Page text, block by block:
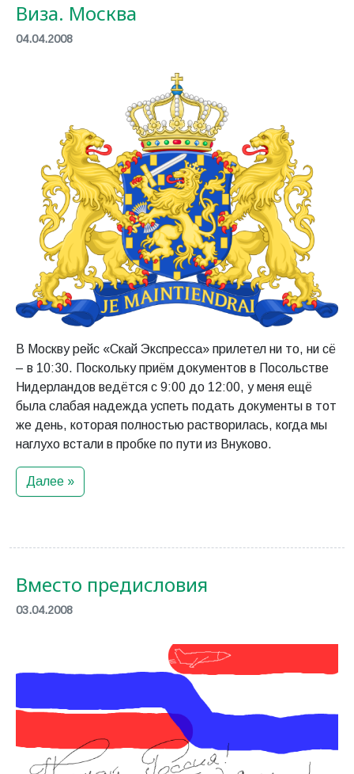
Виза. Москва
04.04.2008
В Москву рейс «Скай Экспресса» прилетел ни то, ни сё
– в 10:30. Поскольку приём документов в Посольстве
Нидерландов ведётся с 9:00 до 12:00, у меня ещё
была слабая надежда успеть подать документы в тот
же день, которая полностью растворилась, когда мы
наглухо встали в пробке по пути из Внуково.
Далее »
Вместо предисловия
03.04.2008